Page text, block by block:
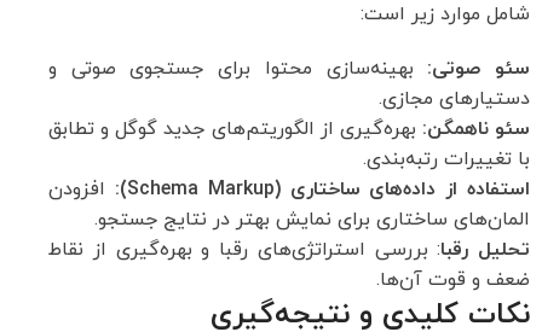
شامل موارد زیر است:
سئو صوتی: بهینه‌سازی محتوا برای جستجوی صوتی و
دستیارهای مجازی.
سئو ناهمگن: بهره‌گیری از الگوریتم‌های جدید گوگل و تطابق
با تغییرات رتبه‌بندی.
استفاده از داده‌های ساختاری (Schema Markup):
افزودن
المان‌های ساختاری برای نمایش بهتر در نتایج جستجو.
تحلیل رقبا: بررسی استراتژی‌های رقبا و بهره‌گیری از نقاط
ضعف و قوت آن‌ها.
نکات کلیدی و نتیجه‌گیری